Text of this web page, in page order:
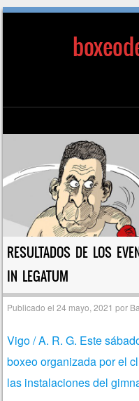
Saltar al contenido
RESULTADOS DE LOS
IN LEGATUM
Publicado el24 mayo, 2021 por
Vigo / A. R. G. Este
boxeo organizada por el
las instalaciones del